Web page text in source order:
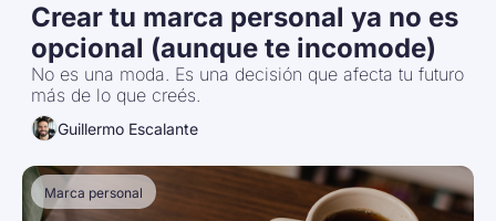
Crear tu marca personal ya no es
opcional (aunque te incomode)
No es una moda. Es una decisión que afecta tu futuro
más de lo que creés.
Guillermo Escalante
Marca personal